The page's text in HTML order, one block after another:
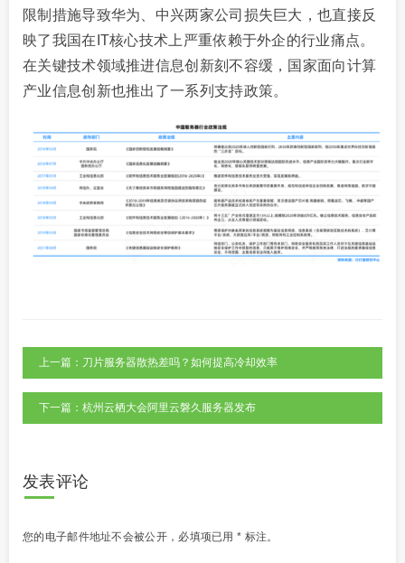
限制措施导致华为、中兴两家公司损失巨大，也直接反
映了我国在IT核心技术上严重依赖于外企的行业痛点。
在关键技术领域推进信息创新刻不容缓，国家面向计算
产业信息创新也推出了一系列支持政策。
上一篇：刀片服务器散热差吗？如何提高冷却效率
下一篇：杭州云栖大会阿里云磐久服务器发布
发表评论
您的电子邮件地址不会被公开， 必填项已用* 标注。